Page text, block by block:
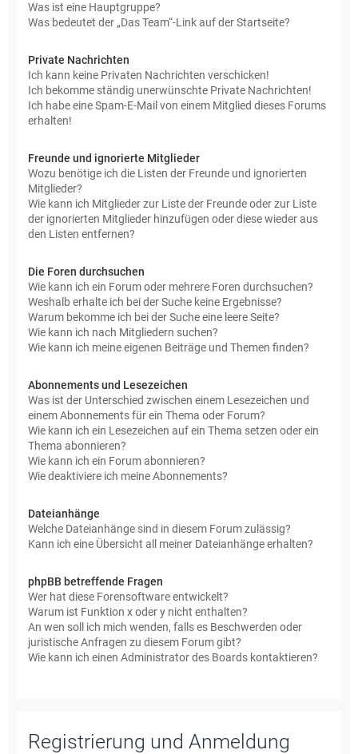
Was ist eine Hauptgruppe?
Was bedeutet der „Das Team“-Link auf der Startseite?
Private Nachrichten
Ich kann keine Privaten Nachrichten verschicken!
Ich bekomme ständig unerwünschte Private Nachrichten!
Ich habe eine Spam-E-Mail von einem Mitglied dieses Forums
erhalten!
Freunde und ignorierte Mitglieder
Wozu benötige ich die Listen der Freunde und ignorierten
Mitglieder?
Wie kann ich Mitglieder zur Liste der Freunde oder zur Liste
der ignorierten Mitglieder hinzufügen oder diese wieder aus
den Listen entfernen?
Die Foren durchsuchen
Wie kann ich ein Forum oder mehrere Foren durchsuchen?
Weshalb erhalte ich bei der Suche keine Ergebnisse?
Warum bekomme ich bei der Suche eine leere Seite?
Wie kann ich nach Mitgliedern suchen?
Wie kann ich meine eigenen Beiträge und Themen finden?
Abonnements und Lesezeichen
Was ist der Unterschied zwischen einem Lesezeichen und
einem Abonnements für ein Thema oder Forum?
Wie kann ich ein Lesezeichen auf ein Thema setzen oder ein
Thema abonnieren?
Wie kann ich ein Forum abonnieren?
Wie deaktiviere ich meine Abonnements?
Dateianhänge
Welche Dateianhänge sind in diesem Forum zulässig?
Kann ich eine Übersicht all meiner Dateianhänge erhalten?
phpBB betreffende Fragen
Wer hat diese Forensoftware entwickelt?
Warum ist Funktion x oder y nicht enthalten?
An wen soll ich mich wenden, falls es Beschwerden oder
juristische Anfragen zu diesem Forum gibt?
Wie kann ich einen Administrator des Boards kontaktieren?
Registrierung und Anmeldung